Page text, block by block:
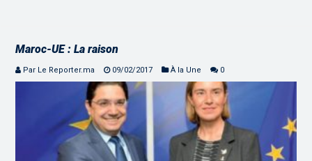
Maroc-UE : La raison
Par Le Reporter.ma 09/02/2017 À la Une 0